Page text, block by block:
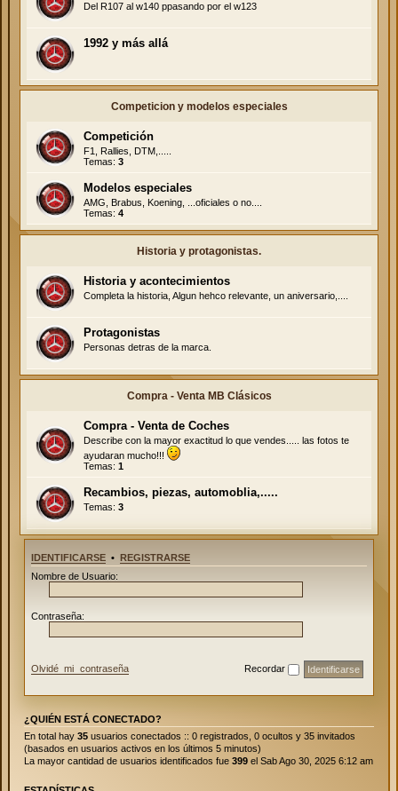
Del R107 al w140 ppasando por el w123
1992 y más allá
Competicion y modelos especiales
Competición
F1, Rallies, DTM,.....
Temas: 3
Modelos especiales
AMG, Brabus, Koening, ...oficiales o no....
Temas: 4
Historia y protagonistas.
Historia y acontecimientos
Completa la historia, Algun hehco relevante, un aniversario,....
Protagonistas
Personas detras de la marca.
Compra - Venta MB Clásicos
Compra - Venta de Coches
Describe con la mayor exactitud lo que vendes..... las fotos te
ayudaran mucho!!!
Temas: 1
Recambios, piezas, automoblia,.....
Temas: 3
IDENTIFICARSE • REGISTRARSE
Nombre de Usuario:
Contraseña:
Olvidé mi contraseña Recordar
¿QUIÉN ESTÁ CONECTADO?
En total hay 35 usuarios conectados :: 0 registrados, 0 ocultos y 35 invitados
(basados en usuarios activos en los últimos 5 minutos)
La mayor cantidad de usuarios identificados fue 399 el Sab Ago 30, 2025 6:12 am